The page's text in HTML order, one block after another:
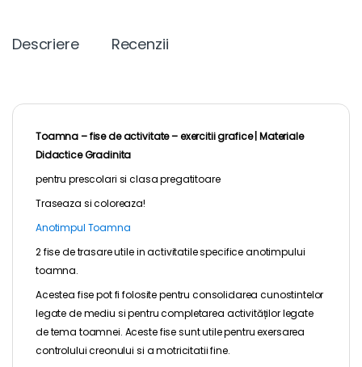
Descriere Recenzii
Toamna – fise de activitate – exercitii grafice | Materiale
Didactice Gradinita
pentru prescolari si clasa pregatitoare
Traseaza si coloreaza!
Anotimpul Toamna
2 fise de trasare utile in activitatile specifice anotimpului
toamna.
Acestea fise pot fi folosite pentru consolidarea cunostintelor
legate de mediu si pentru completarea activităților legate
de tema toamnei. Acestefise sunt utile pentru exersarea
controlului creonului si a motricitatii fine.